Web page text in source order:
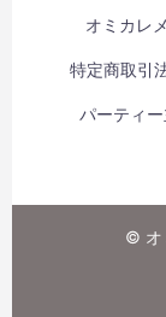
オミカレ
特定商取引
パーティ
© オ